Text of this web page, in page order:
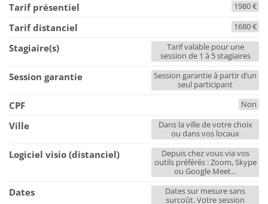
Tarif présentiel 1980 €
Tarif distanciel 1680 €
Stagiaire(s)
Tarif valable pour une
session de 1 à 5 stagiaires
Session garantie
Session garantie à partir d’un
seul participant
CPF Non
Ville
Dans la ville de votre choix
ou dans vos locaux
Logiciel visio (distanciel)
Depuis chez vous via vos
outils préférés : Zoom, Skype
ou Google Meet...
Dates
Dates sur mesure sans
surcoût. Votre session